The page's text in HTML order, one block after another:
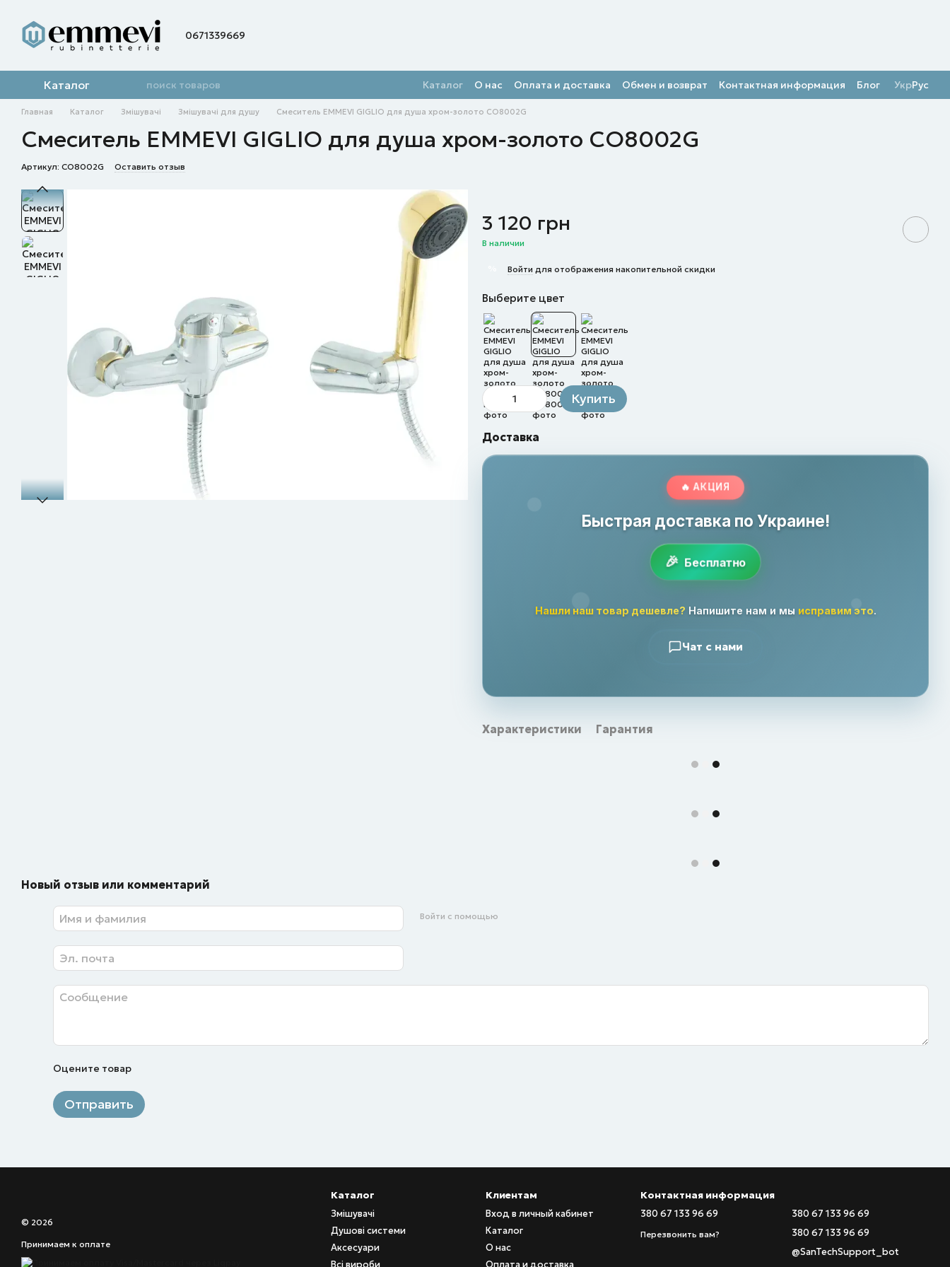
0671339669
Каталог Каталог О нас Оплата и доставка Обмен и возврат Контактная информация Блог УкрРус
Главная Каталог Змішувачі Змішувачі для душу Смеситель EMMEVI GIGLIO для душа хром-золото CO8002G
Смеситель EMMEVI GIGLIO для душа хром-золото CO8002G
Артикул: CO8002G Оставить отзыв
3 120 грн
В наличии
Войти для отображения накопительной скидки
Выберите цвет
Купить
Доставка
🔥 АКЦИЯ
Быстрая доставка по Украине!
Бесплатно
Нашли наш товар дешевле? Напишите нам и мы исправим это.
Чат с нами
Характеристики Гарантия
Новый отзыв или комментарий
Войти с помощью
Оцените товар
Отправить
© 2026
Принимаем к оплате
Каталог
Змішувачі
Душові системи
Аксесуари
Всі вироби
Клиентам
Вход в личный кабинет
Каталог
О нас
Оплата и доставка
Контактная информация
380 67 133 96 69
Перезвонить вам?
380 67 133 96 69
380 67 133 96 69
@SanTechSupport_bot